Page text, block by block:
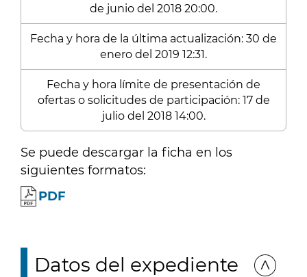
de junio del 2018 20:00.
Fecha y hora de la última actualización: 30 de
enero del 2019 12:31.
Fecha y hora límite de presentación de
ofertas o solicitudes de participación: 17 de
julio del 2018 14:00.
Se puede descargar la ficha en los
siguientes formatos:
PDF
Datos del expediente